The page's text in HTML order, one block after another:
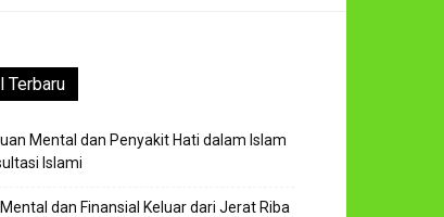
Terbaru
Mental dan Penyakit Hati dalam Islam
Islami
dan Finansial Keluar dari Jerat Riba